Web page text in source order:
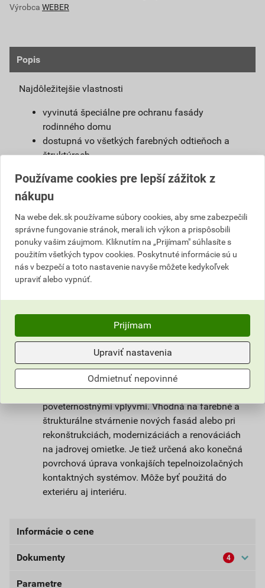
Výrobca WEBER
Popis
Najdôležitejšie vlastnosti
vyvinutá špeciálne pre ochranu fasády
rodinného domu
dostupná vo všetkých farebných odtieňoch a
štruktúrach
vysoko hydrofóbna
odolná proti UV žiareniu
vysoko priľnavá k podkladu
jednoducho spracovateľná
nie je súčasťou systému ETA
emá certifikát EPD
Definícia výrobku
Jednoducho spracovateľná, umývateľná
pastovitá omietka vyrobená na báze
silikónových živíc. Je pripravená na priame
použitie na podkladový náter weber 700.
Použitie
Omietka slúži na ochranu stavby pred
poveternostnými vplyvmi. Vhodná na farebné a
štrukturálne stvárnenie nových fasád alebo pri
rekonštrukciách, modernizáciách a renováciách
na jadrovej omietke. Je tiež určená ako konečná
povrchová úprava vonkajších tepelnoizolačných
kontaktných systémov. Môže byť použitá do
exteriéru aj interiéru.
Informácie o cene
Aktuálna predajná cena po zľave 33% z cenníkovej
Dokumenty 4
Parametre
Používame cookies pre lepší zážitok z
nákupu
Na webe dek.sk používame súbory cookies, aby sme zabezpečili
správne fungovanie stránok, merali ich výkon a prispôsobili
ponuky vašim záujmom. Kliknutím na „Prijímam" súhlasíte s
použitím všetkých typov cookies. Poskytnuté informácie sú u
nás v bezpečí a toto nastavenie navyše môžete kedykoľvek
upraviť alebo vypnúť.
Prijímam
Upraviť nastavenia
Odmietnuť nepovinné